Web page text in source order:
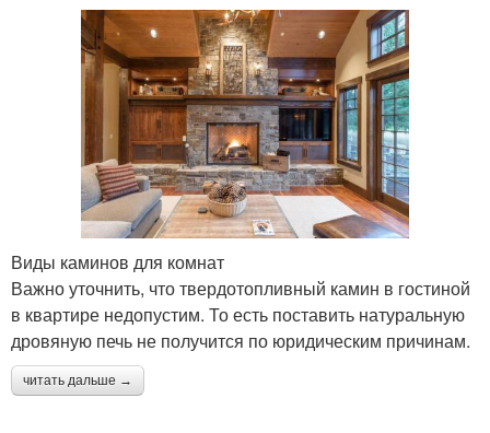
Виды каминов для комнат
Важно уточнить, что твердотопливный камин в гостиной
в квартире недопустим. То есть поставить натуральную
дровяную печь не получится по юридическим причинам.
читать дальше →